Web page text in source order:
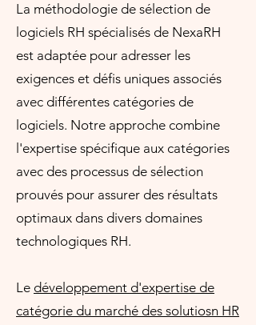
La méthodologie de sélection de
logiciels RH spécialisés de NexaRH
est adaptée pour adresser les
exigences et défis uniques associés
avec différentes catégories de
logiciels. Notre approche combine
l'expertise spécifique aux catégories
avec des processus de sélection
prouvés pour assurer des résultats
optimaux dans divers domaines
technologiques RH.
Le développement d'expertise de
catégorie du marché des solutiosn HR